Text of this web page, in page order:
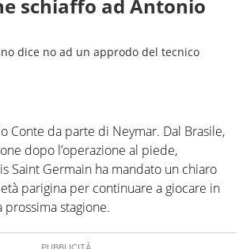
schiaffo ad Antonio
dice no ad un approdo del tecnico
Conte da parte di Neymar. Dal Brasile,
dopo l’operazione al piede,
Saint Germain ha mandato un chiaro
parigina per continuare a giocare in
prossima stagione.